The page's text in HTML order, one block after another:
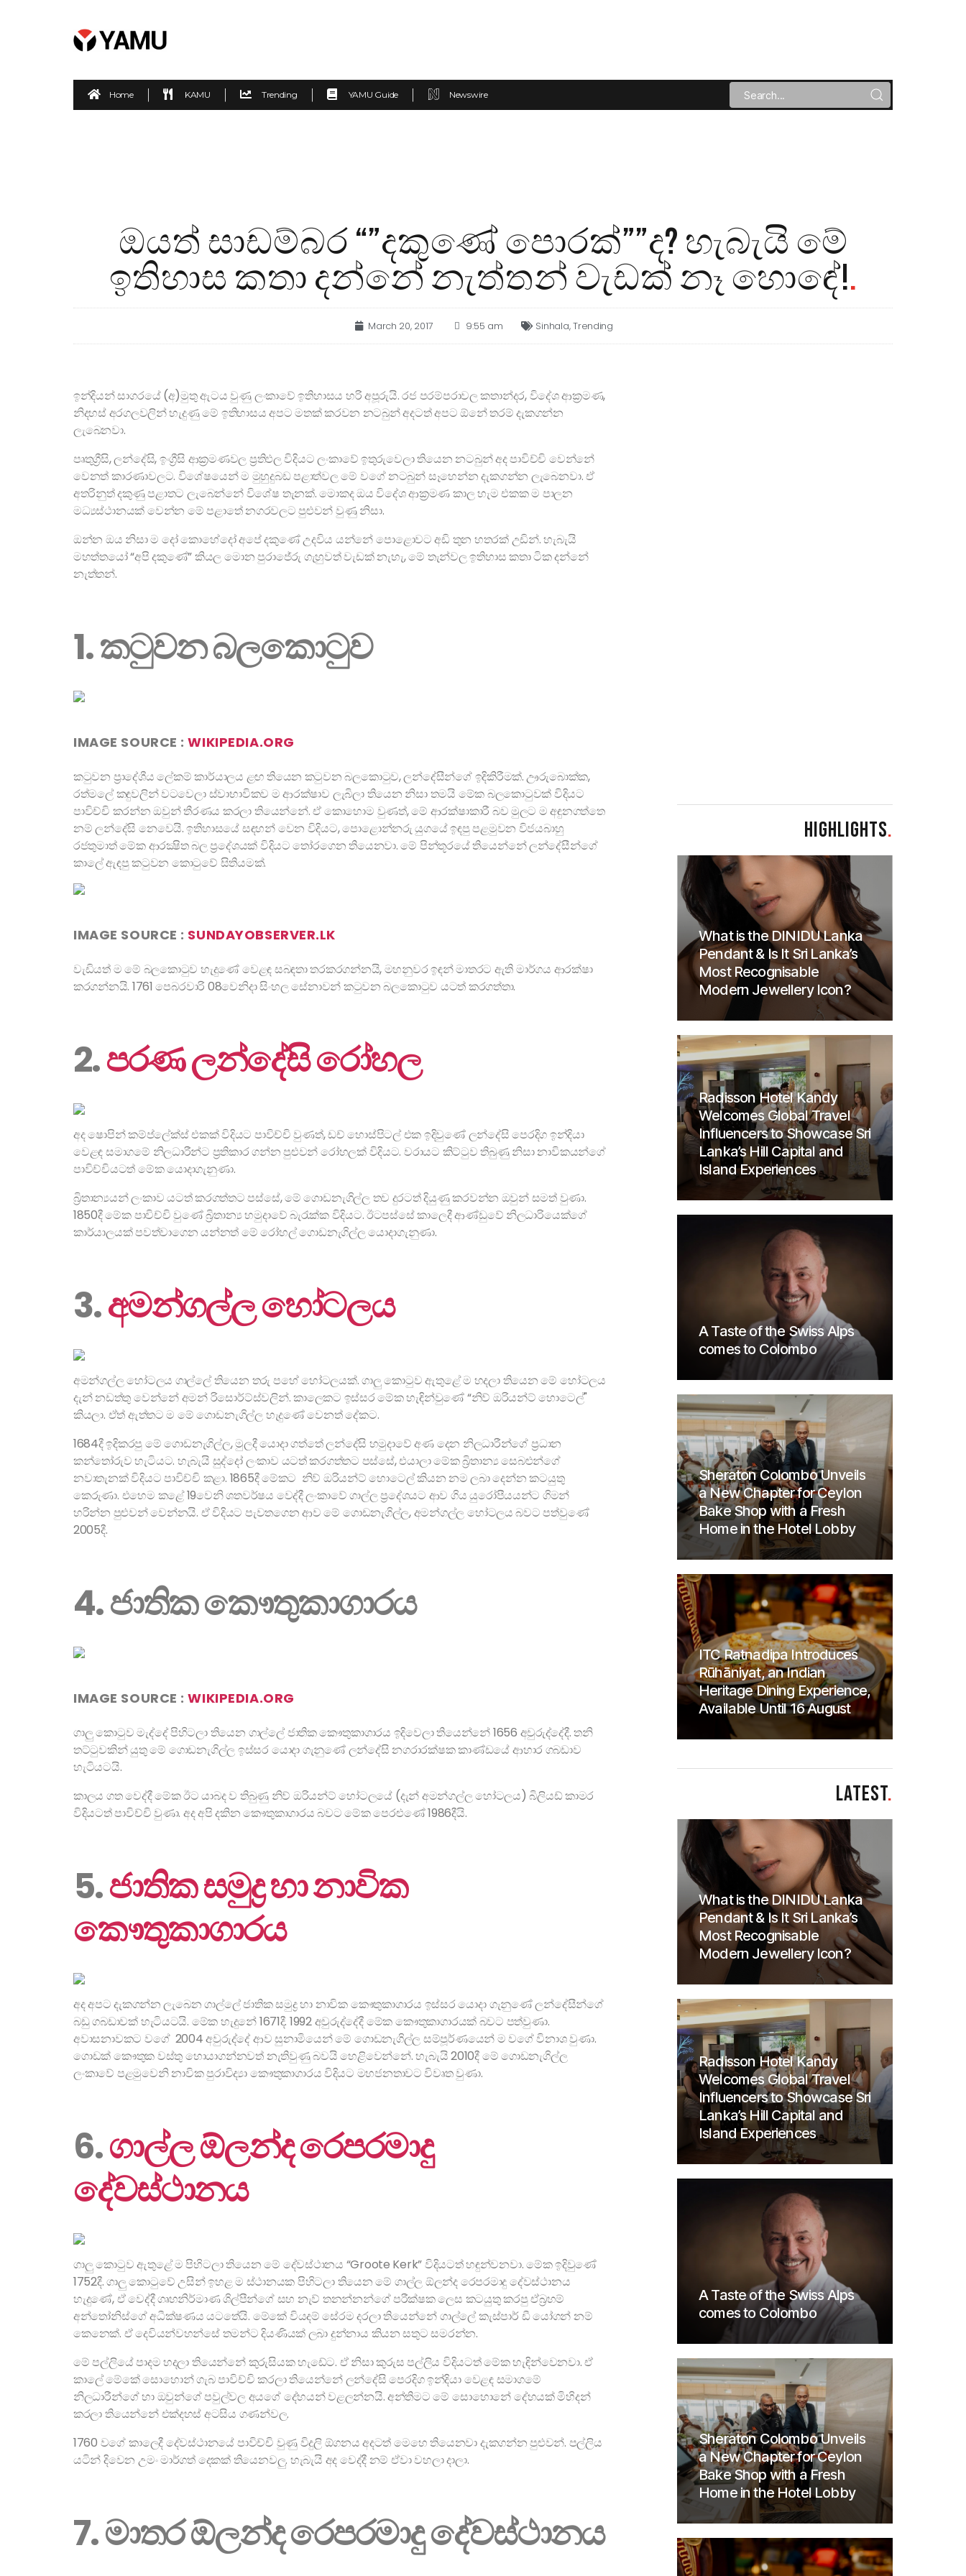
Home KAMU Trending YAMU Guide Newswire
ඔයත් සාඩම්බර “”දකුණේ පොරක්””ද? හැබැයි මේ
ඉතිහාස කතා දන්නේ නැත්තන් වැඩක් නෑ හොඳේ!.
March 20, 2017 9:55 am Sinhala,Trending
ඉන්දියන් සාගරයේ (අ)මුතු ඇටය වුණු ලංකාවේ ඉතිහාසය හරි අපූරුයි. රජ පරම්පරාවල කතාන්දර, විදේශ ආක්‍රමණ,
නිදහස් අරගලවලින් හැදුණු මේ ඉතිහාසය අපට මතක් කරවන නටබුන් අදටත් අපට ඕනේ තරම් දැකගන්න
ලැබෙනවා.
පෘතුග්‍රීසි, ලන්දේසි, ඉංග්‍රීසි ආක්‍රමණවල ප්‍රතිඵල විදියට ලංකාවේ ඉතුරුවෙලා තියෙන නටබුන් අද පාවිච්චි වෙන්නේ
වෙනත් කාරණාවලට. විශේෂයෙන් ම මුහුදුබඩ පළාත්වල මේ වගේ නටබුන් සෑහෙන්න දැකගන්න ලැබෙනවා. ඒ
අතරිනුත් දකුණු පළාතට ලැබෙන්නේ විශේෂ තැනක්. මොකද ඔය විදේශ ආක්‍රමණ කාල හැම එකක ම පාලන
මධ්‍යස්ථානයක් වෙන්න මේ පළාතේ නගරවලට පුළුවන් වුණු නිසා.
ඔන්න ඔය නිසා ම දෝ කොහේදෝ අපේ දකුණේ උදවිය යන්නේ පොළොවට අඩි තුන හතරක් උඩින්. හැබැයි
මහත්තයෝ “අපි දකුණේ” කියල මොන පුරාජේරු ගැහුවත් වැඩක් නැහැ, මේ තැන්වල ඉතිහාස කතා ටික දන්නේ
නැත්තන්.
1. කටුවන බලකොටුව
IMAGE SOURCE :WIKIPEDIA.ORG
කටුවන ප්‍රාදේශීය ලේකම් කාර්යාලය ළඟ තියෙන කටුවන බලකොටුව, ලන්දේසීන්ගේ ඉදිකිරීමක්. ඌරුබොක්ක,
රත්මලේ කඳුවලින් වටවෙලා ස්වාභාවිකව ම ආරක්ෂාව ලැබිලා තියෙන නිසා තමයි මේක බලකොටුවක් විදියට
පාවිච්චි කරන්න ඔවුන් තීරණය කරලා තියෙන්නේ. ඒ කොහොම වුණත්, මේ ආරක්ෂාකාරී බව මුලට ම අඳුනගත්තෙ
නම් ලන්දේසි නෙවෙයි. ඉතිහාසයේ සඳහන් වෙන විදියට, පොළොන්නරු යුගයේ ඉඳපු පළමුවන විජයබාහු
රජතුමාත් මේක ආරක්‍ෂිත බල ප්‍රදේශයක් විදියට තෝරගෙන තියෙනවා. මේ පින්තූරයේ තියෙන්නේ ලන්දේසීන්ගේ
කාලේ ඇඳපු කටුවන කොටුවේ සිතියමක්.
IMAGE SOURCE : SUNDAYOBSERVER.LK
වැඩියත් ම මේ බලකොටුව හැදුණේ වෙළඳ සබඳතා තරකරගන්නයි, මහනුවර ඉඳන් මාතරට ඇති මාර්ගය ආරක්ෂා
කරගන්නයි. 1761 ‍පෙබරවාරි 08වෙනිදා සිංහල සේනාවන් කටුවන බලකොටුව යටත් කරගත්තා.
2.පරණ ලන්දේසි රෝහල
අද ෂොපින් කම්ප්ලේක්ස් එකක් විදියට පාවිච්චි වුණත්, ඩච් හොස්පිටල් එක ඉදිවුණේ ලන්දේසි පෙරදිග ඉන්දියා
වෙළඳ සමාගමේ නිලධාරීන්ට ප්‍රතිකාර ගන්න පුළුවන් රෝහලක් විදියට. වරායට කිට්ටුව තිබුණු නිසා නාවිකයන්ගේ
පාවිච්චියටත් මේක යොදාගැනුණා.
බ්‍රිතාන්‍යයන් ලංකාව යටත් කරගත්තට පස්සේ, මේ ගොඩනැගිල්ල තව දුරටත් දියුණු කරවන්න ඔවුන් සමත් වුණා.
1850දී මේක පාවිච්චි වුණේ බ්‍රිතාන්‍ය හමුදාවේ බැරැක්ක විදියට. ඊටපස්සේ කාලෙදී ආණ්ඩුවේ නිලධාරියෙක්ගේ
කාර්යාලයක් පවත්වාගෙන යන්නත් මේ රෝහල් ගොඩනැගිල්ල යොදාගැනුණා.
3.අමන්ගල්ල හෝටලය
අමන්ගල්ල හෝටලය ගාල්ලේ තියෙන තරු පහේ හෝටලයක්. ගාලු කොටුව ඇතුළේ ම හදලා තියෙන මේ හෝටලය
දැන් නඩත්තු වෙන්නේ අමන් රිසොර්ට්ස්වලින්. කාලෙකට ඉස්සර මේක හැඳින්වුණේ “නිව් ඔරියන්ට් හොටෙල්"
කියලා. ඒත් ඇත්තට ම මේ ගොඩනැගිල්ල හැදුණේ වෙනත් දේකට.
1684දී ඉදිකරපු මේ ගොඩනැගිල්ල, මුලදී යොදා ගත්තේ ලන්දේසි හමුදාවේ අණ දෙන නිලධාරීන්ගේ ප්‍රධාන
කන්තෝරුව හැටියට. හැබැයි සුද්දෝ ලංකාව යටත් කරගත්තට පස්සේ, එයාලා මේක බ්‍රිතාන්‍ය සෙබළුන්ගේ
නවාතැනක් විදියට පාවිච්චි කළා. 1865දී මේකට නිව් ඔරියන්ට් හොටෙල් කියන නම ලබා දෙන්න කටයුතු
කෙරුණා. එහෙම කළේ 19වෙනි ශතවර්ෂය වෙද්දී ලංකාවේ ගාල්ල ප්‍රදේශයට ආව ගිය යුරෝපීයයන්ට ගිමන්
හරින්න පුළුවන් වෙන්නයි. ඒ විදියට පැවතගෙන ආව මේ ගොඩනැගිල්ල, අමන්ගල්ල හෝටලය බවට පත්වුණේ
2005දී.
4. ජාතික කෞතුකාගාරය
IMAGE SOURCE :WIKIPEDIA.ORG
ගාලු කොටුව මැද්දේ පිහිටලා තියෙන ගාල්ලේ ජාතික කෞතුකාගාරය ඉදිවෙලා තියෙන්නේ 1656 අවුරුද්දේදී. තනි
තට්ටුවකින් යුතු මේ ගොඩනැගිල්ල ඉස්සර යොදා ගැනුණේ ලන්දේසි නගරාරක්ෂක කාණ්ඩයේ ආහාර ගබඩාව
හැටියටයි.
කාලය ගත වෙද්දී මේක ඊට යාබද ව තිබුණු නිව් ඔරියන්ට් හෝටලයේ (දැන් අමන්ගල්ල හෝටලය) බිලියඩ් කාමර
විදියටත් පාවිච්චි වුණා. අද අපි දකින කෞතුකාගාරය බවට මේක පෙරළුණේ 1986දීයි.
5.ජාතික සමුද්‍ර හා නාවික
කෞතුකාගාරය
අද අපට දැකගන්න ලැබෙන ගාල්ලේ ජාතික සමුද්‍ර හා නාවික කෞතුකාගාරය ඉස්සර යොදා ගැනුණේ ලන්දේසීන්ගේ
බඩු ගබඩාවක් හැටියටයි. මේක හැදුනේ 1671දී. 1992 අවුරුද්දේදී මේක කෞතුකාගාරයක් බවට පත්වුණා.
අවාසනාවකට වගේ 2004 අවුරුද්දේ ආව සුනාමියෙන් මේ ගොඩනැගිල්ල සම්පූර්ණයෙන් ම වගේ විනාශ වුණා.
ගොඩක් කෞතුක වස්තු හොයාගන්නවත් නැතිවුණු බවයි හෙළිවෙන්නේ. හැබැයි 2010දී මේ ගොඩනැගිල්ල
ලංකාවේ පළමුවෙනි නාවික පුරාවිද්‍යා කෞතුකාගාරය විදියට මහජනතාවට විවෘත වුණා.
6.ගාල්ල ඕලන්ද රෙපරමාදු
දේවස්ථානය
ගාලු කොටුව ඇතුළේ ම පිහිටලා තියෙන මේ දේවස්ථානය “Groote Kerk” විදියටත් හඳුන්වනවා. මේක ඉදිවුණේ
1752දී. ගාලු කොටුවේ උසින් ඉහළ ම ස්ථානයක පිහිටලා තියෙන මේ ගාල්ල ඕලන්ද රෙපරමාදු දේවස්ථානය
හැදුණේ, ඒ වෙද්දී ගෘහනිර්මාණ ශිල්පීන්ගේ සහ නැව් තනන්නන්ගේ පරීක්ෂක ලෙස කටයුතු කරපු ඒබ්‍රහම්
අන්තෝනිස්ගේ අධීක්ෂණය යටතේයි. මේකේ වියදම් සේරම දරලා තියෙන්නේ ගාල්ලේ කැස්පාර් ඩී යෝගන් නම්
කෙනෙක්. ඒ දෙවියන්වහන්සේ තමන්ට දියණියක් ලබා දුන්නාය කියන සතුට සමරන්න.
මේ පල්ලියේ පාදම හදලා තියෙන්නේ කුරුසියක හැඩේට. ඒ නිසා කුරුස පල්ලිය විදියටත් මේක හැඳින්වෙනවා. ඒ
කාලේ මේකේ සොහොන් ගැබ පාවිච්චි කරලා තියෙන්නේ ලන්දේසි පෙරදිග ඉන්දියා වෙළඳ සමාගමේ
නිලධාරීන්ගේ හා ඔවුන්ගේ පවුල්වල අයගේ දේහයන් වළලන්නයි. අන්තිමට මේ සොහොනේ දේහයක් මිහිදන්
කරලා තියෙන්නේ එක්දහස් අටසිය ගණන්වල.
1760 වගේ කාලෙදී දේවස්ථානයේ පාවිච්චි වුණු විදුලි ඕගනය අදටත් මෙහෙ තියෙනවා දැකගන්න පුළුවන්. පල්ලිය
යටින් දිවෙන උමං මාර්ගත් දෙකක් තියෙනවලු. හැබැයි අද වෙද්දී නම් ඒවා වහලා දාලා.
7. මාතර ඕලන්ද රෙපරමාදු දේවස්ථානය
HIGHLIGHTS.
What is the DINIDU Lanka
Pendant & Is It Sri Lanka’s
Most Recognisable
Modern Jewellery Icon?
Radisson Hotel Kandy
Welcomes Global Travel
Influencers to Showcase Sri
Lanka’s Hill Capital and
Island Experiences
A Taste of the Swiss Alps
comes to Colombo
Sheraton Colombo Unveils
a New Chapter for Ceylon
Bake Shop with a Fresh
Home in the Hotel Lobby
ITC Ratnadipa Introduces
Rūhāniyat, an Indian
Heritage Dining Experience,
Available Until 16 August
LATEST.
What is the DINIDU Lanka
Pendant & Is It Sri Lanka’s
Most Recognisable
Modern Jewellery Icon?
Radisson Hotel Kandy
Welcomes Global Travel
Influencers to Showcase Sri
Lanka’s Hill Capital and
Island Experiences
A Taste of the Swiss Alps
comes to Colombo
Sheraton Colombo Unveils
a New Chapter for Ceylon
Bake Shop with a Fresh
Home in the Hotel Lobby